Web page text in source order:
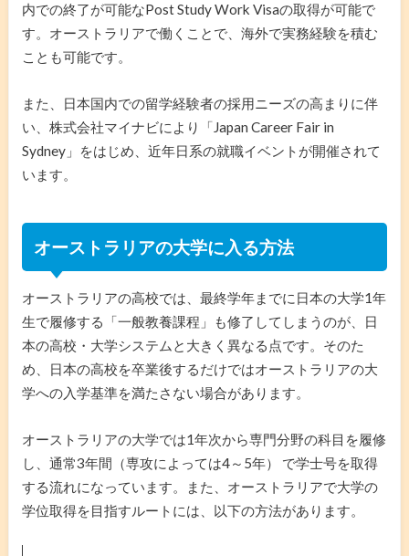
内での終了が可能なPost Study Work Visaの取得が可能で
す。オーストラリアで働くことで、海外で実務経験を積む
ことも可能です。
また、日本国内での留学経験者の採用ニーズの高まりに伴
い、株式会社マイナビにより「Japan Career Fair in
Sydney」をはじめ、近年日系の就職イベントが開催されて
います。
オーストラリアの大学に入る方法
オーストラリアの高校では、最終学年までに日本の大学1年
生で履修する「一般教養課程」も修了してしまうのが、日
本の高校・大学システムと大きく異なる点です。そのた
め、日本の高校を卒業後するだけではオーストラリアの大
学への入学基準を満たさない場合があります。
オーストラリアの大学では1年次から専門分野の科目を履修
し、通常3年間（専攻によっては4～5年） で学士号を取得
する流れになっています。また、オーストラリアで大学の
学位取得を目指すルートには、以下の方法があります。